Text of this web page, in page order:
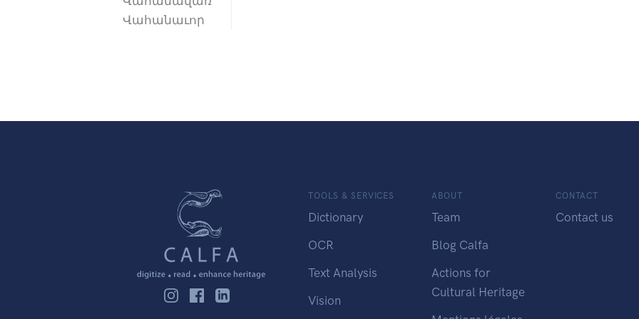
Վահանաւոր
TOOLS & SERVICES
Dictionary
OCR
Text Analysis
Vision
ABOUT
Team
Blog Calfa
Actions for
Cultural Heritage
CONTACT
Contact us